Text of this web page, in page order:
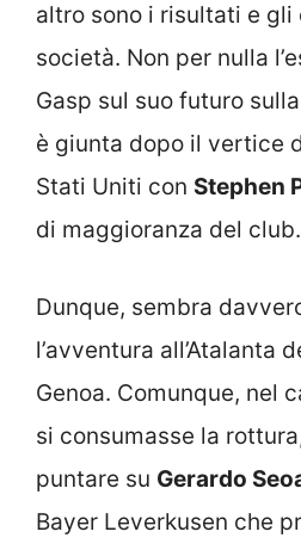
altro sono i risultati e
società. Non per nulla
Gasp sul suo futuro
è giunta dopo il vertice
Stati Uniti con Stephen
di maggioranza del club.
Dunque, sembra
l’avventura all’Atalanta
Genoa. Comunque, nel
si consumasse la
puntare su Gerardo
Bayer Leverkusen che